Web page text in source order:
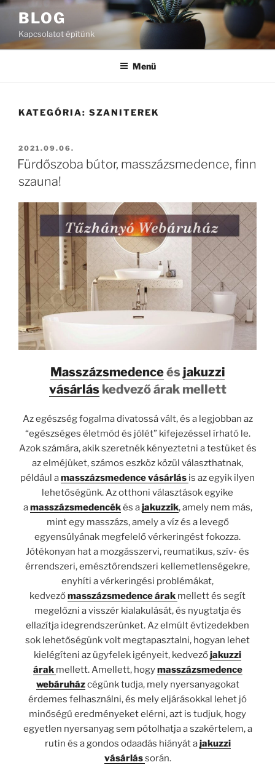
Tartalomhoz
BLOG
Kapcsolatot építünk
Menü
KATEGÓRIA: SZANITEREK
BEKÜLDVE:
2021.09.06.
Fürdőszoba bútor, masszázsmedence, finn
szauna!
Masszázsmedenceés jakuzzi
vásárláskedvező árak mellett
Az egészség fogalma divatossá vált, és a legjobban az
“egészséges életmód és jólét” kifejezéssel írható le.
Azok számára, akik szeretnék kényeztetni a testüket és
az elméjüket, számos eszköz közül választhatnak,
például amasszázsmedence vásárlás is az egyik ilyen
lehetőségünk. Az otthoni választások egyike
amasszázsmedencékés ajakuzzik, amely nem más,
mint egy masszázs, amely a víz és a levegő
egyensúlyának megfelelő vérkeringést fokozza.
Jótékonyan hat a mozgásszervi, reumatikus, szív- és
érrendszeri, emésztőrendszeri kellemetlenségekre,
enyhíti a vérkeringési problémákat,
kedvezőmasszázsmedence árak mellett és segít
megelőzni a visszér kialakulását, és nyugtatja és
ellazítja idegrendszerünket. Az elmúlt évtizedekben
sok lehetőségünk volt megtapasztalni, hogyan lehet
kielégíteni az ügyfelek igényeit, kedvezőjakuzzi
árak mellett. Amellett, hogymasszázsmedence
webáruházcégünk tudja, mely nyersanyagokat
érdemes felhasználni, és mely eljárásokkal lehet jó
minőségű eredményeket elérni, azt is tudjuk, hogy
egyetlen nyersanyag sem pótolhatja a szakértelem, a
rutin és a gondos odaadás hiányát ajakuzzi
vásárlássorán.